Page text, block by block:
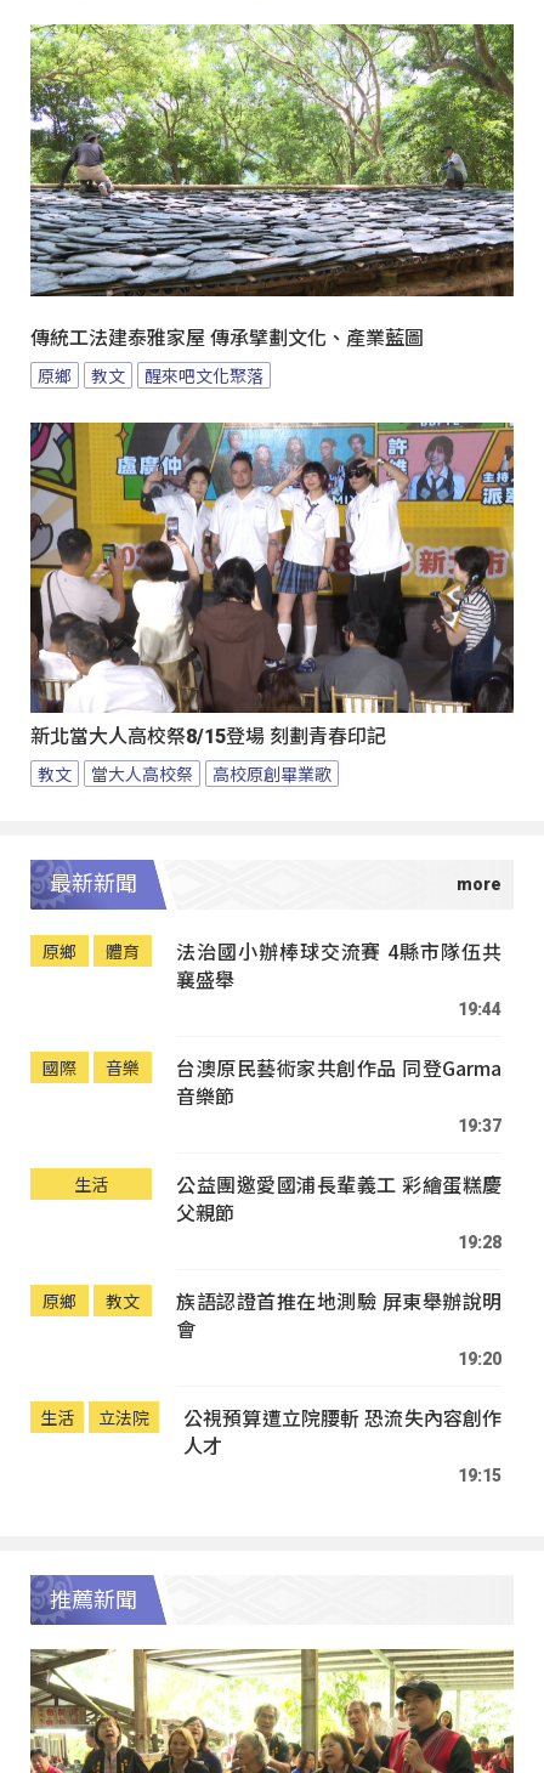
傳統工法建泰雅家屋 傳承擘劃文化、產業藍圖
原鄉 教文 醒來吧文化聚落
新北當大人高校祭8/15登場 刻劃青春印記
教文 當大人高校祭 高校原創畢業歌
最新新聞
原鄉 體育
法治國小辦棒球交流賽 4縣市隊伍共
襄盛舉
19:44
國際 音樂
台澳原民藝術家共創作品 同登Garma
音樂節
19:37
生活
公益團邀愛國浦長輩義工 彩繪蛋糕慶
父親節
19:28
原鄉 教文
族語認證首推在地測驗 屏東舉辦說明
會
19:20
生活 立法院
公視預算遭立院腰斬 恐流失內容創作
人才
19:15
推薦新聞